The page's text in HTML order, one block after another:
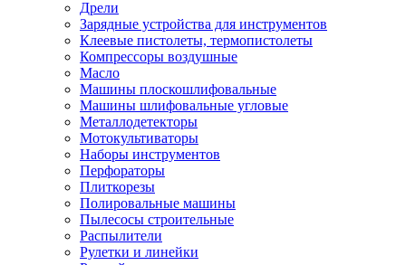
Дрели
Зарядные устройства для инструментов
Клеевые пистолеты, термопистолеты
Компрессоры воздушные
Масло
Машины плоскошлифовальные
Машины шлифовальные угловые
Металлодетекторы
Мотокультиваторы
Наборы инструментов
Перфораторы
Плиткорезы
Полировальные машины
Пылесосы строительные
Распылители
Рулетки и линейки